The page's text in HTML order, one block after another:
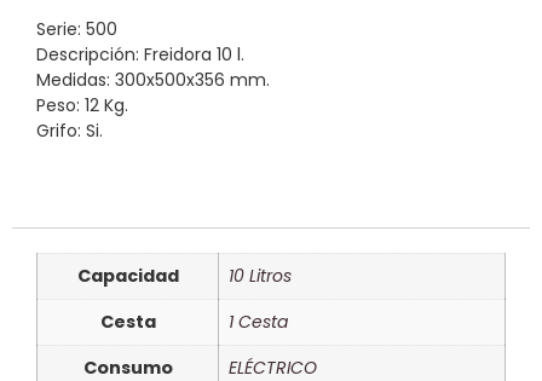
Serie: 500
Descripción: Freidora 10 l.
Medidas: 300x500x356 mm.
Peso: 12 Kg.
Grifo: Si.
Capacidad
10 Litros
Cesta
1 Cesta
Consumo
ELÉCTRICO